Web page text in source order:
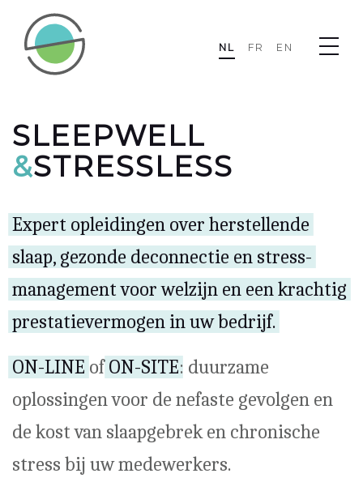
NL FR EN
SLEEPWELL
&STRESSLESS
Expert opleidingen over herstellende
slaap, gezonde deconnectie en stress-
management voor welzijn en een krachtig
prestatievermogen in uw bedrijf.
ON-LINE ofON-SITE: duurzame
oplossingen voor de nefaste gevolgen en
de kost van slaapgebrek en chronische
stress bij uw medewerkers.